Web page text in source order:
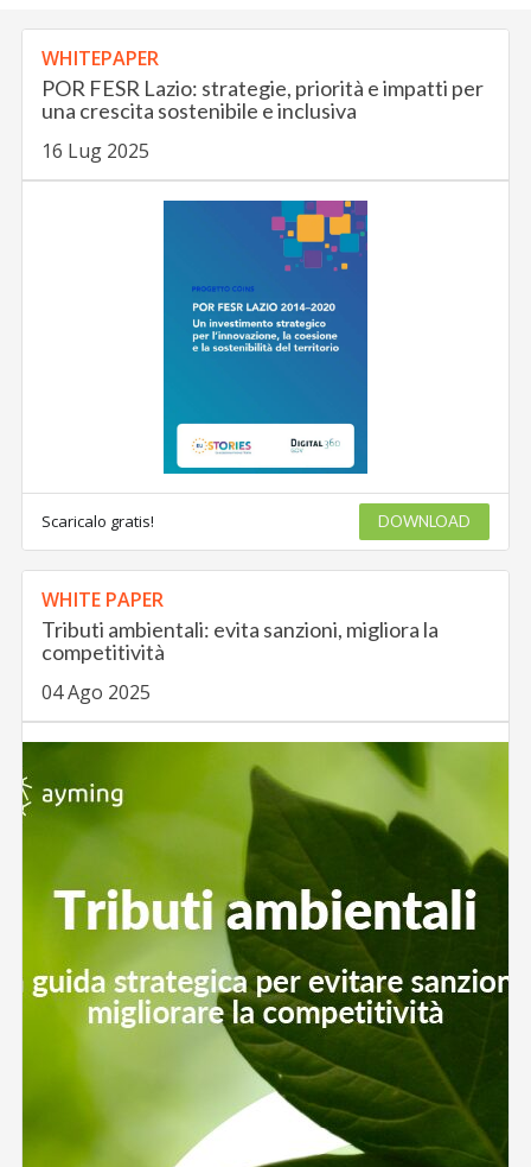
WHITEPAPER
POR FESR Lazio: strategie, priorità e impatti per
una crescita sostenibile e inclusiva
16 Lug 2025
Scaricalo gratis! DOWNLOAD
WHITE PAPER
Tributi ambientali: evita sanzioni, migliora la
competitività
04 Ago 2025